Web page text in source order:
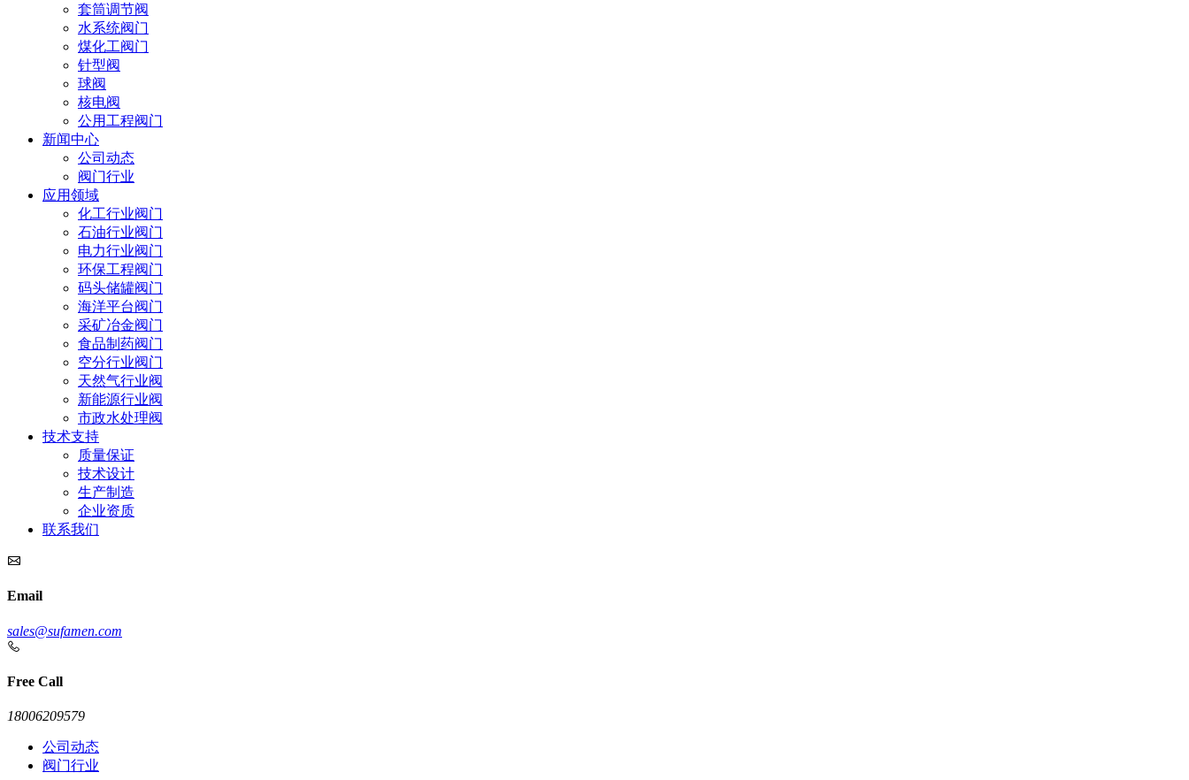
套筒调节阀
水系统阀门
煤化工阀门
针型阀
球阀
核电阀
公用工程阀门
新闻中心
公司动态
阀门行业
应用领域
化工行业阀门
石油行业阀门
电力行业阀门
环保工程阀门
码头储罐阀门
海洋平台阀门
采矿冶金阀门
食品制药阀门
空分行业阀门
天然气行业阀
新能源行业阀
市政水处理阀
技术支持
质量保证
技术设计
生产制造
企业资质
联系我们
Email
sales@sufamen.com
Free Call
18006209579
公司动态
阀门行业